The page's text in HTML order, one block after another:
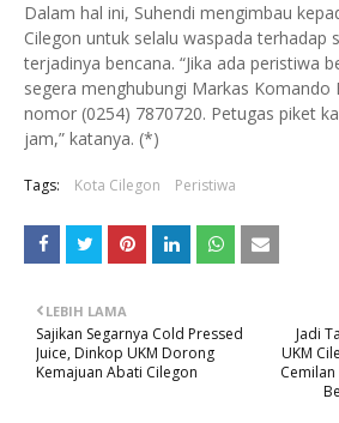
Dalam hal ini, Suhendi mengimbau
Cilegon untuk selalu waspada terhadap
terjadinya bencana. “Jika ada peristiwa
segera menghubungi Markas Komando
nomor (0254) 7870720. Petugas piket
jam,” katanya. (*)
Tags: Kota Cilegon Peristiwa
Jadi
UKM
LEBIH LAMA
Sajikan Segarnya Cold Pressed
Juice, Dinkop UKM Dorong
Kemajuan Abati Cilegon